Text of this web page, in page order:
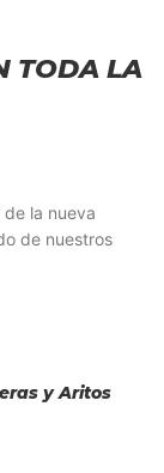
TODA LA
la nueva
de nuestros
y Aritos